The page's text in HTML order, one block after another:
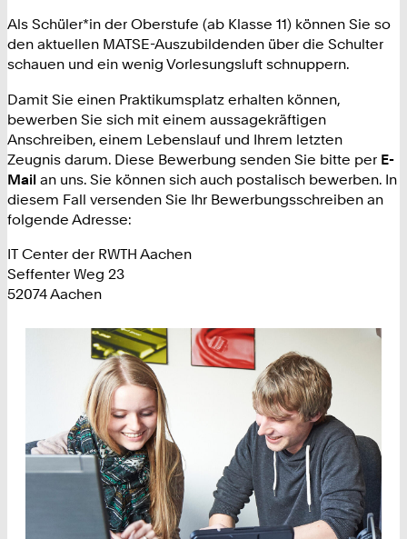
Als Schüler*in der Oberstufe (ab Klasse 11) können Sie so
den aktuellen MATSE-Auszubildenden über die Schulter
schauen und ein wenig Vorlesungsluft schnuppern.
Damit Sie einen Praktikumsplatz erhalten können,
bewerben Sie sich mit einem aussagekräftigen
Anschreiben, einem Lebenslauf und Ihrem letzten
Zeugnis darum. Diese Bewerbung senden Sie bitte per E-
Mail an uns. Sie können sich auch postalisch bewerben. In
diesem Fall versenden Sie Ihr Bewerbungsschreiben an
folgende Adresse:
IT Center der RWTH Aachen
Seffenter Weg 23
52074 Aachen